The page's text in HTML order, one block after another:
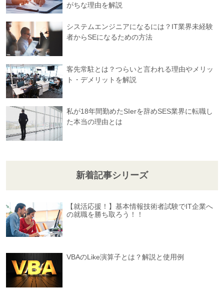
がちな理由を解説
システムエンジニアになるには？IT業界未経験
者からSEになるための方法
客先常駐とは？つらいと言われる理由やメリッ
ト・デメリットを解説
私が18年間勤めたSIerを辞めSES業界に転職し
た本当の理由とは
新着記事シリーズ
【就活応援！】基本情報技術者試験でIT企業へ
の就職を勝ち取ろう！！
VBAのLike演算子とは？解説と使用例